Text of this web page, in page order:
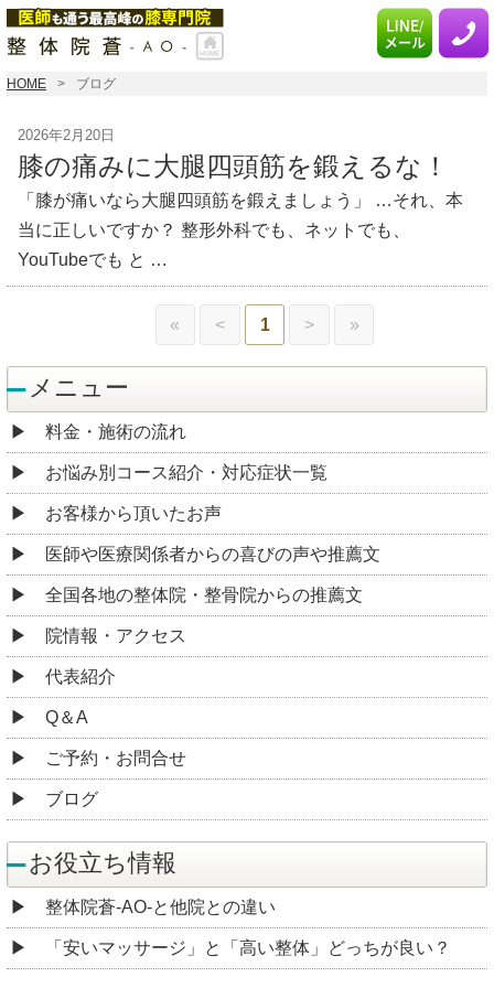
HOME ブログ
2026年2月20日
膝の痛みに大腿四頭筋を鍛えるな！
「膝が痛いなら大腿四頭筋を鍛えましょう」 …それ、本
当に正しいですか？ 整形外科でも、ネットでも、
YouTubeでも と …
« < 1 > »
メニュー
料金・施術の流れ
お悩み別コース紹介・対応症状一覧
お客様から頂いたお声
医師や医療関係者からの喜びの声や推薦文
全国各地の整体院・整骨院からの推薦文
院情報・アクセス
代表紹介
Q＆A
ご予約・お問合せ
ブログ
お役立ち情報
整体院蒼-AO-と他院との違い
「安いマッサージ」と「高い整体」どっちが良い？